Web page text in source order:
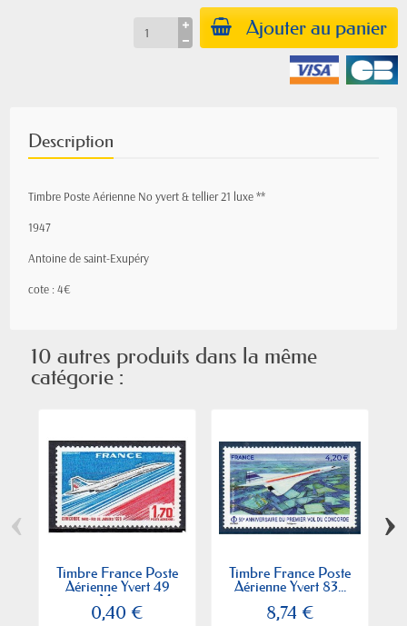
Ajouter au panier
Description
Timbre Poste Aérienne No yvert & tellier 21 luxe **
1947
Antoine de saint-Exupéry
cote : 4€
10 autres produits dans la même
catégorie :
Timbre France Poste
Aérienne Yvert 49
Mise...
0,40 €
Timbre France Poste
Aérienne Yvert 83...
8,74 €
‹ ›